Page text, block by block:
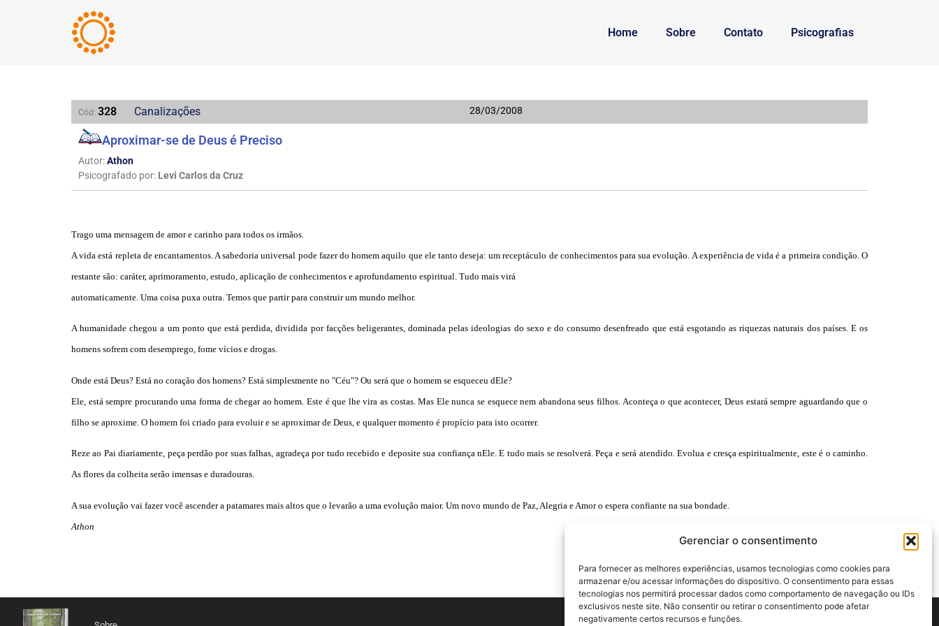
Gerenciar o consentimento
Para fornecer as melhores experiências, usamos tecnologias como cookies para
armazenar e/ou acessar informações do dispositivo. O consentimento para essas
tecnologias nos permitirá processar dados como comportamento de navegação ou IDs
exclusivos neste site. Não consentir ou retirar o consentimento pode afetar
negativamente certos recursos e funções.
Home Sobre Contato Psicografias
Cód: 328 Canalizações 28/03/2008
Aproximar-se de Deus é Preciso
Autor:Athon
Psicografado por: Levi Carlos da Cruz
Trago uma mensagem de amor e carinho para todos os irmãos.
A vida está repleta de encantamentos. A sabedoria universal pode fazer do homem aquilo que ele tanto deseja: um receptáculo de conhecimentos para sua evolução. A experiência de vida é a primeira condição. O
restante são: caráter, aprimoramento, estudo, aplicação de conhecimentos e aprofundamento espiritual. Tudo mais virá
automaticamente. Uma coisa puxa outra. Temos que partir para construir um mundo melhor.
A humanidade chegou a um ponto que está perdida, dividida por facções beligerantes, dominada pelas ideologias do sexo e do consumo desenfreado que está esgotando as riquezas naturais dos países. E os
homens sofrem com desemprego, fome vícios e drogas.
Onde está Deus? Está no coração dos homens? Está simplesmente no "Céu"? Ou será que o homem se esqueceu dEle?
Ele, está sempre procurando uma forma de chegar ao homem. Este é que lhe vira as costas. Mas Ele nunca se esquece nem abandona seus filhos. Aconteça o que acontecer, Deus estará sempre aguardando que o
filho se aproxime. O homem foi criado para evoluir e se aproximar de Deus, e qualquer momento é propício para isto ocorrer.
Reze ao Pai diariamente, peça perdão por suas falhas, agradeça por tudo recebido e deposite sua confiança nEle. E tudo mais se resolverá. Peça e será atendido. Evolua e cresça espiritualmente, este é o caminho.
As flores da colheita serão imensas e duradouras.
A sua evolução vai fazer você ascender a patamares mais altos que o levarão a uma evolução maior. Um novo mundo de Paz, Alegria e Amor o espera confiante na sua bondade.
Athon